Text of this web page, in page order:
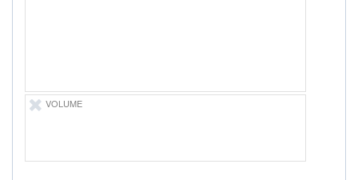
VOLUME